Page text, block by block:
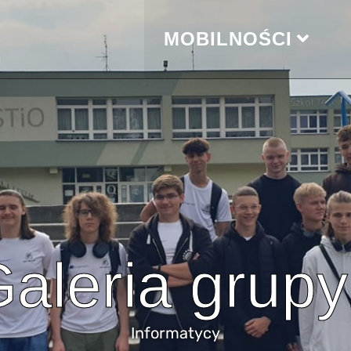
MOBILNOŚCI
Informatycy